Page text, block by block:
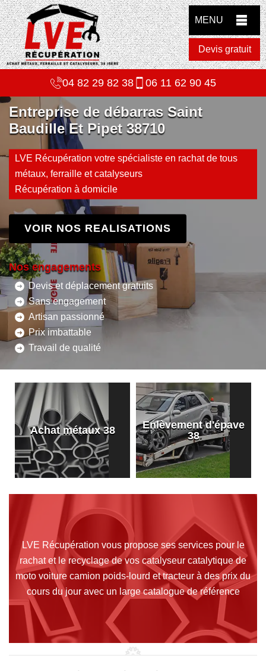
MENU
Devis gratuit
04 82 29 82 38 06 11 62 90 45
Entreprise de débarras Saint
Baudille Et Pipet 38710
LVE Récupération votre spécialiste en rachat de tous
métaux, ferraille et catalyseurs
Récupération à domicile
VOIR NOS REALISATIONS
Nos engagements
Devis et déplacement gratuits
Sans engagement
Artisan passionné
Prix imbattable
Travail de qualité
Achat métaux 38
Enlèvement d'épave
38
LVE Récupération vous propose ses services pour le
rachat et le recyclage de vos catalyseur catalytique de
moto voiture camion poids-lourd et tracteur à des prix du
cours du jour avec un large catalogue de référence